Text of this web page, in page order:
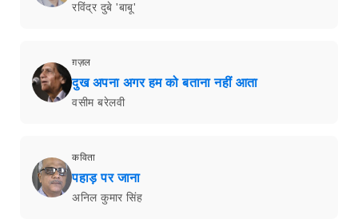
रविंद्र दुबे 'बाबू'
ग़ज़ल
दुख अपना अगर हम को बताना नहीं आता
वसीम बरेलवी
कविता
पहाड़ पर जाना
अनिल कुमार सिंह